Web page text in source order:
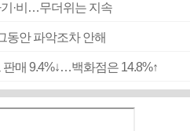
기·비…무더위는 지속
동안 파악조차 안해
매 9.4%↓…백화점은 14.8%↑